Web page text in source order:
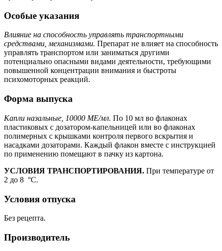
Особые указания
Влияние на способность управлять транспортными
средствами, механизмами. Препарат не влияет на способность
управлять транспортом или заниматься другими
потенциально опасными видами деятельности, требующими
повышенной концентрации внимания и быстроты
психомоторных реакций.
Форма выпуска
Капли назальные, 10000 МЕ/мл. По 10 мл во флаконах
пластиковых с дозатором-капельницей или во флаконах
полимерных с крышками контроля первого вскрытия и
насадками дозаторами. Каждый флакон вместе с инструкцией
по применению помещают в пачку из картона.
УСЛОВИЯ ТРАНСПОРТИРОВАНИЯ. При температуре от
2 до 8 °C.
Условия отпуска
Без рецепта.
Производитель